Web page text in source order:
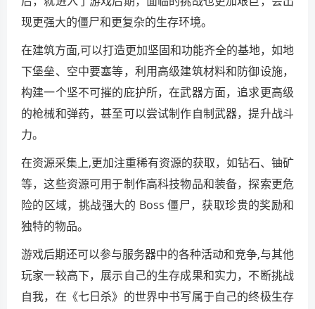
现更强大的僵尸和更复杂的生存环境。
在建筑方面,可以打造更加坚固和功能齐全的基地，如地
下堡垒、空中要塞等，利用高级建筑材料和防御设施，
构建一个坚不可摧的庇护所，在武器方面，追求更高级
的枪械和弹药，甚至可以尝试制作自制武器，提升战斗
力。
在资源采集上,更加注重稀有资源的获取，如钻石、铀矿
等，这些资源可用于制作高科技物品和装备，探索更危
险的区域，挑战强大的 Boss 僵尸，获取珍贵的奖励和
独特的物品。
游戏后期还可以参与服务器中的各种活动和竞争,与其他
玩家一较高下，展示自己的生存成果和实力，不断挑战
自我，在《七日杀》的世界中书写属于自己的终极生存